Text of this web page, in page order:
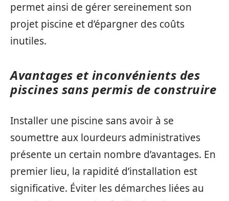
permet ainsi de gérer sereinement son
projet piscine et d’épargner des coûts
inutiles.
Avantages et inconvénients des
piscines sans permis de construire
Installer une piscine sans avoir à se
soumettre aux lourdeurs administratives
présente un certain nombre d’avantages. En
premier lieu, la rapidité d’installation est
significative. Éviter les démarches liées au